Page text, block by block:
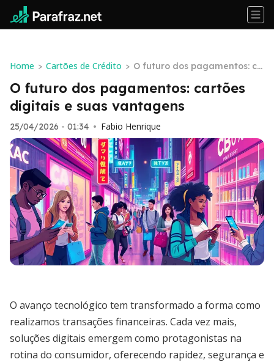
Home > Cartões de Crédito > O futuro dos pagamentos: ca
rtões digitais e suas vantage
ns
O futuro dos pagamentos: cartões
digitais e suas vantagens
25/04/2026 - 01:34 • Fabio Henrique
O avanço tecnológico tem transformado a forma como
realizamos transações financeiras. Cada vez mais,
soluções digitais emergem como protagonistas na
rotina do consumidor, oferecendo rapidez, segurança e